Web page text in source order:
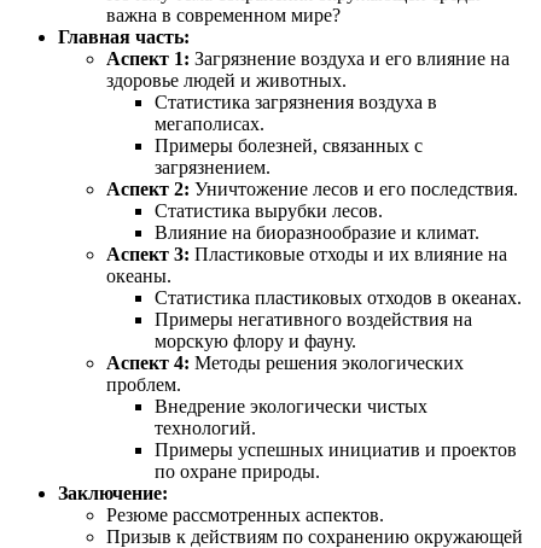
важна в современном мире?
Главная часть:
Аспект 1: Загрязнение воздуха и его влияние на
здоровье людей и животных.
Статистика загрязнения воздуха в
мегаполисах.
Примеры болезней, связанных с
загрязнением.
Аспект 2: Уничтожение лесов и его последствия.
Статистика вырубки лесов.
Влияние на биоразнообразие и климат.
Аспект 3: Пластиковые отходы и их влияние на
океаны.
Статистика пластиковых отходов в океанах.
Примеры негативного воздействия на
морскую флору и фауну.
Аспект 4: Методы решения экологических
проблем.
Внедрение экологически чистых
технологий.
Примеры успешных инициатив и проектов
по охране природы.
Заключение:
Резюме рассмотренных аспектов.
Призыв к действиям по сохранению окружающей